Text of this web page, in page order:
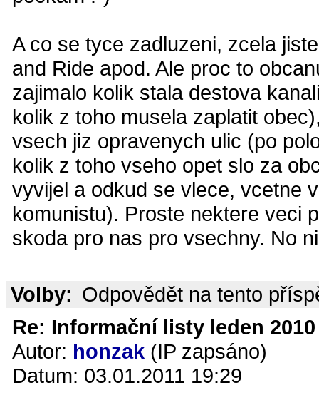
A co se tyce zadluzeni, zcela
and Ride apod. Ale proc to
zajimalo kolik stala destova
kolik z toho musela zaplatit
vsech jiz opravenych ulic (po
kolik z toho vseho opet slo za
vyvijel a odkud se vlece, vcetne
komunistu). Proste nektere veci
skoda pro nas pro vsechny. No
Volby: Odpovědět na tento
Re: Informační listy leden
Autor: honzak (IP zapsáno)
Datum: 03.01.2011 19:29